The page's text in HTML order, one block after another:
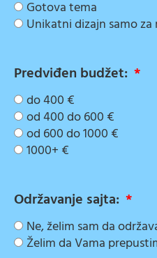
Gotova tema
Unikatni dizajn samo za
Predviđen budžet:
do 400 €
od 400 do 600 €
od 600 do 1000 €
1000+ €
Održavanje sajta:
Ne, želim sam da
Želim da Vama